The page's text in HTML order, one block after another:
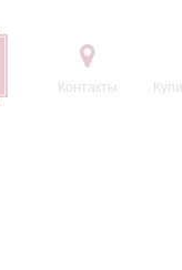
Контакты